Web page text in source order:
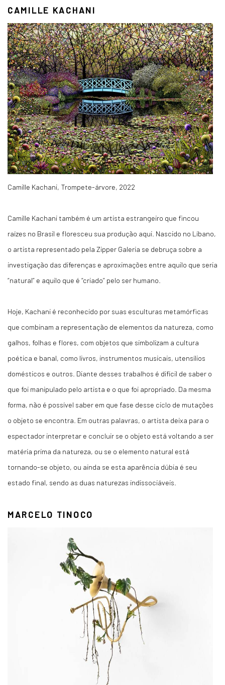
CAMILLE KACHANI
Camille Kachani, Trompete-árvore, 2022
Camille Kachani também é um artista estrangeiro que fincou
raízes no Brasil e floresceu sua produção aqui. Nascido no Líbano,
o artista representado pela Zipper Galeria se debruça sobre a
investigação das diferenças e aproximações entre aquilo que seria
“natural” e aquilo que é “criado” pelo ser humano.
Hoje, Kachani é reconhecido por suas esculturas metamórficas
que combinam a representação de elementos da natureza, como
galhos, folhas e flores, com objetos que simbolizam a cultura
poética e banal, como livros, instrumentos musicais, utensílios
domésticos e outros. Diante desses trabalhos é difícil de saber o
que foi manipulado pelo artista e o que foi apropriado. Da mesma
forma, não é possível saber em que fase desse ciclo de mutações
o objeto se encontra. Em outras palavras, o artista deixa para o
espectador interpretar e concluir se o objeto está voltando a ser
matéria prima da natureza, ou se o elemento natural está
tornando-se objeto, ou ainda se esta aparência dúbia é seu
estado final, sendo as duas naturezas indissociáveis.
MARCELO TINOCO